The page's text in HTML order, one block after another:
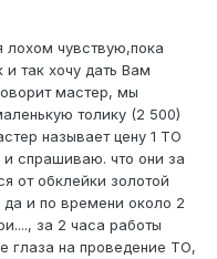
лохом чувствую,пока
так хочу дать Вам
мастер, мы
толику (2 500)
называет цену 1 ТО
и спрашиваю. что они за
от обклейки золотой
и по времени около 2
за 2 часа работы
глаза на проведение ТО,